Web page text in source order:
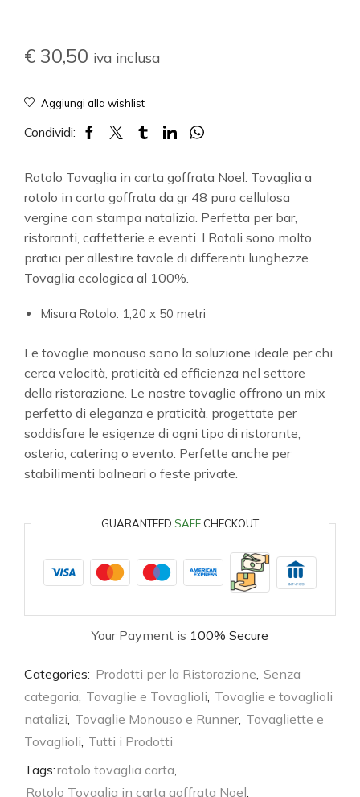
€ 30,50 iva inclusa
Aggiungi alla wishlist
Condividi:
Rotolo Tovaglia in carta goffrata Noel. Tovaglia a
rotolo in carta goffrata da gr 48 pura cellulosa
vergine con stampa natalizia. Perfetta per bar,
ristoranti, caffetterie e eventi. I Rotoli sono molto
pratici per allestire tavole di differenti lunghezze.
Tovaglia ecologica al 100%.
Misura Rotolo: 1,20 x 50 metri
Le tovaglie monouso sono la soluzione ideale per chi
cerca velocità, praticità ed efficienza nel settore
della ristorazione. Le nostre tovaglie offrono un mix
perfetto di eleganza e praticità, progettate per
soddisfare le esigenze di ogni tipo di ristorante,
osteria, catering o evento. Perfette anche per
stabilimenti balneari o feste private.
GUARANTEED SAFE CHECKOUT
Your Payment is 100% Secure
Categories: Prodotti per la Ristorazione, Senza
categoria, Tovaglie e Tovaglioli, Tovaglie e tovaglioli
natalizi, Tovaglie Monouso e Runner, Tovagliette e
Tovaglioli, Tutti i Prodotti
Tags:rotolo tovaglia carta,
Rotolo Tovaglia in carta goffrata Noel,